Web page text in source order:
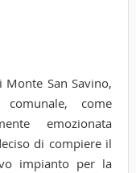
Monte San Savino,
come
emozionata
di compiere il
impianto per la